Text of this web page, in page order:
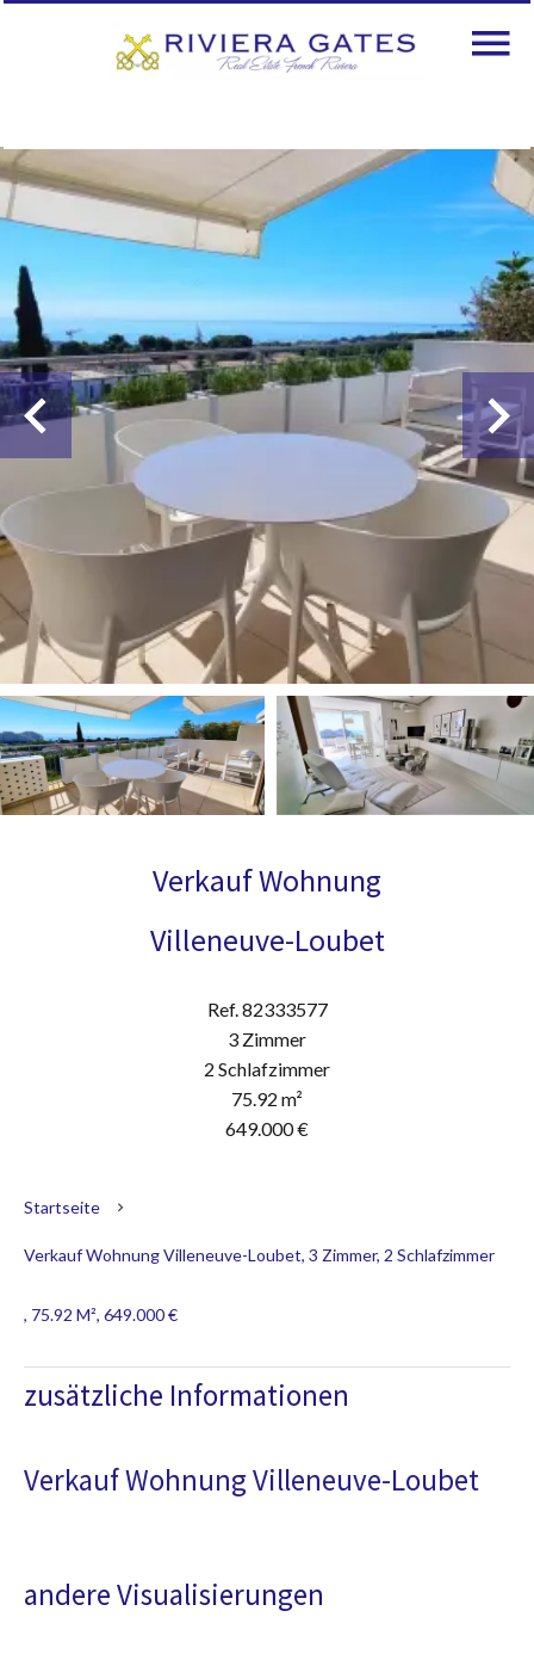
Verkauf Wohnung
Villeneuve-Loubet
Ref. 82333577
3 Zimmer
2 Schlafzimmer
75.92 m²
649.000 €
Startseite
Verkauf Wohnung Villeneuve-Loubet, 3 Zimmer, 2 Schlafzimmer
, 75.92 M², 649.000 €
zusätzliche Informationen
Verkauf Wohnung Villeneuve-Loubet
andere Visualisierungen